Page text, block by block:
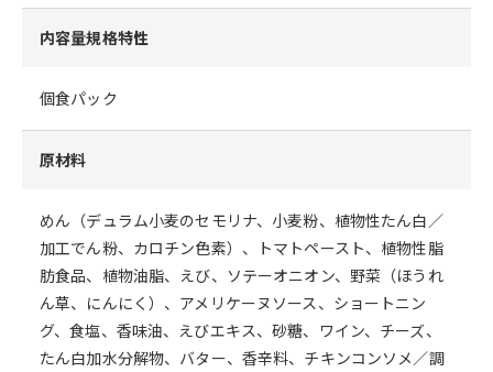
内容量規格特性
個食パック
原材料
めん（デュラム小麦のセモリナ、小麦粉、植物性たん白／
加工でん粉、カロチン色素）、トマトペースト、植物性脂
肪食品、植物油脂、えび、ソテーオニオン、野菜（ほうれ
ん草、にんにく）、アメリケーヌソース、ショートニン
グ、食塩、香味油、えびエキス、砂糖、ワイン、チーズ、
たん白加水分解物、バター、香辛料、チキンコンソメ／調